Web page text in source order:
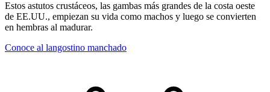
Estos astutos crustáceos, las gambas más grandes de la costa oeste
de EE.UU., empiezan su vida como machos y luego se convierten
en hembras al madurar.
Conoce al langostino manchado